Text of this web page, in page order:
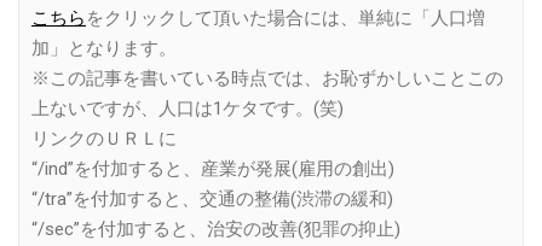
こちら をクリックして頂いた場合には、単純に「人口増
加」となります。
※この記事を書いている時点では、お恥ずかしいことこの
上ないですが、人口は1ケタです。(笑)
リンクのＵＲＬに
“/ind”を付加すると、産業が発展(雇用の創出)
“/tra”を付加すると、交通の整備(渋滞の緩和)
“/sec”を付加すると、治安の改善(犯罪の抑止)